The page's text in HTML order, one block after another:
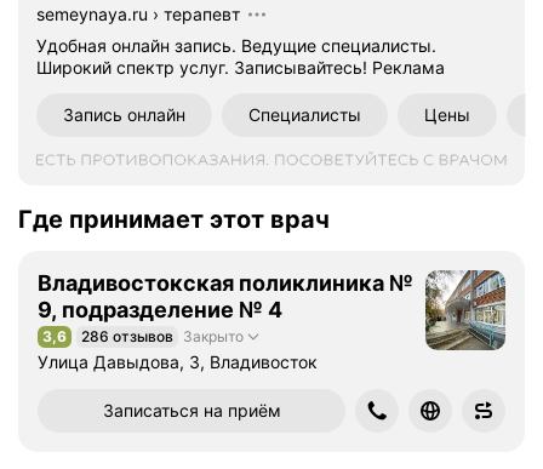
semeynaya.ru › терапевт
Удобная онлайн запись. Ведущие специалисты.
Широкий спектр услуг. Записывайтесь! Реклама
Запись онлайн Специалисты Цены
Где принимает этот врач
Владивостокская поликлиника №
9, подразделение № 4
Рейтинг 3,6 из 5
3,6 286 отзывов Закрыто
Улица Давыдова, 3, Владивосток
Записаться на приём